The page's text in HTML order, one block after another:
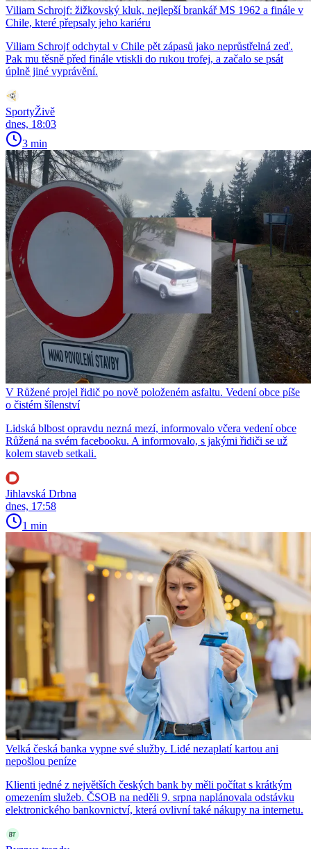
Viliam Schrojf: žižkovský kluk, nejlepší brankář MS 1962 a finále v
Chile, které přepsaly jeho kariéru
Viliam Schrojf odchytal v Chile pět zápasů jako neprůstřelná zeď.
Pak mu těsně před finále vtiskli do rukou trofej, a začalo se psát
úplně jiné vyprávění.
SportyŽivě
dnes, 18:03
3 min
V Růžené projel řidič po nově položeném asfaltu. Vedení obce píše
o čistém šílenství
Lidská blbost opravdu nezná mezí, informovalo včera vedení obce
Růžená na svém facebooku. A informovalo, s jakými řidiči se už
kolem staveb setkali.
Jihlavská Drbna
dnes, 17:58
1 min
Velká česká banka vypne své služby. Lidé nezaplatí kartou ani
nepošlou peníze
Klienti jedné z největších českých bank by měli počítat s krátkým
omezením služeb. ČSOB na neděli 9. srpna naplánovala odstávku
elektronického bankovnictví, která ovlivní také nákupy na internetu.